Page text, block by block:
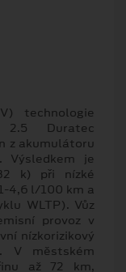
technologie
2.5 Duratec
z akumulátoru
Výsledkem je
k) při nízké
4,6 l/100 km a
WLTP). Vůz
provoz v
nízkorizikový
V městském
až 72 km,